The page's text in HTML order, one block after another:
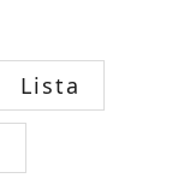
Lista